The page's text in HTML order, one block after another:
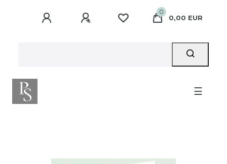
0
0,00 EUR
☰